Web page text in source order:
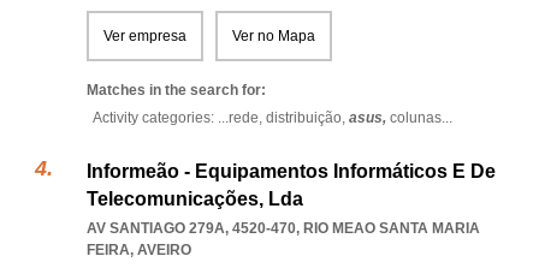
Ver empresa Ver no Mapa
Matches in the search for:
Activity categories: ...rede, distribuição, asus, colunas...
Informeão - Equipamentos Informáticos E De
Telecomunicações, Lda
AV SANTIAGO 279A, 4520-470, RIO MEAO SANTA MARIA
FEIRA, AVEIRO